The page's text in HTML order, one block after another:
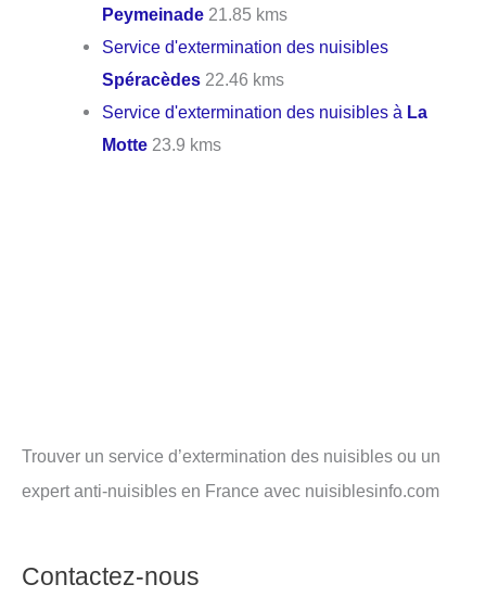
Peymeinade 21.85 kms
Service d'extermination des nuisibles
Spéracèdes 22.46 kms
Service d'extermination des nuisibles à La
Motte 23.9 kms
Trouver un service d’extermination des nuisibles ou un
expert anti-nuisibles en France avec nuisiblesinfo.com
Contactez-nous